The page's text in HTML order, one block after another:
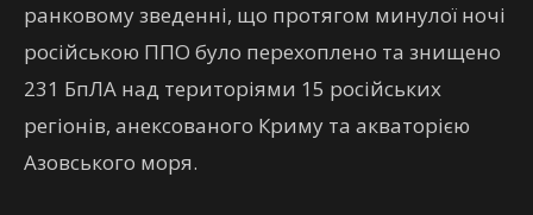
ранковому зведенні, що протягом минулої ночі
російською ППО було перехоплено та знищено
231 БпЛА над територіями 15 російських
регіонів, анексованого Криму та акваторією
Азовського моря.